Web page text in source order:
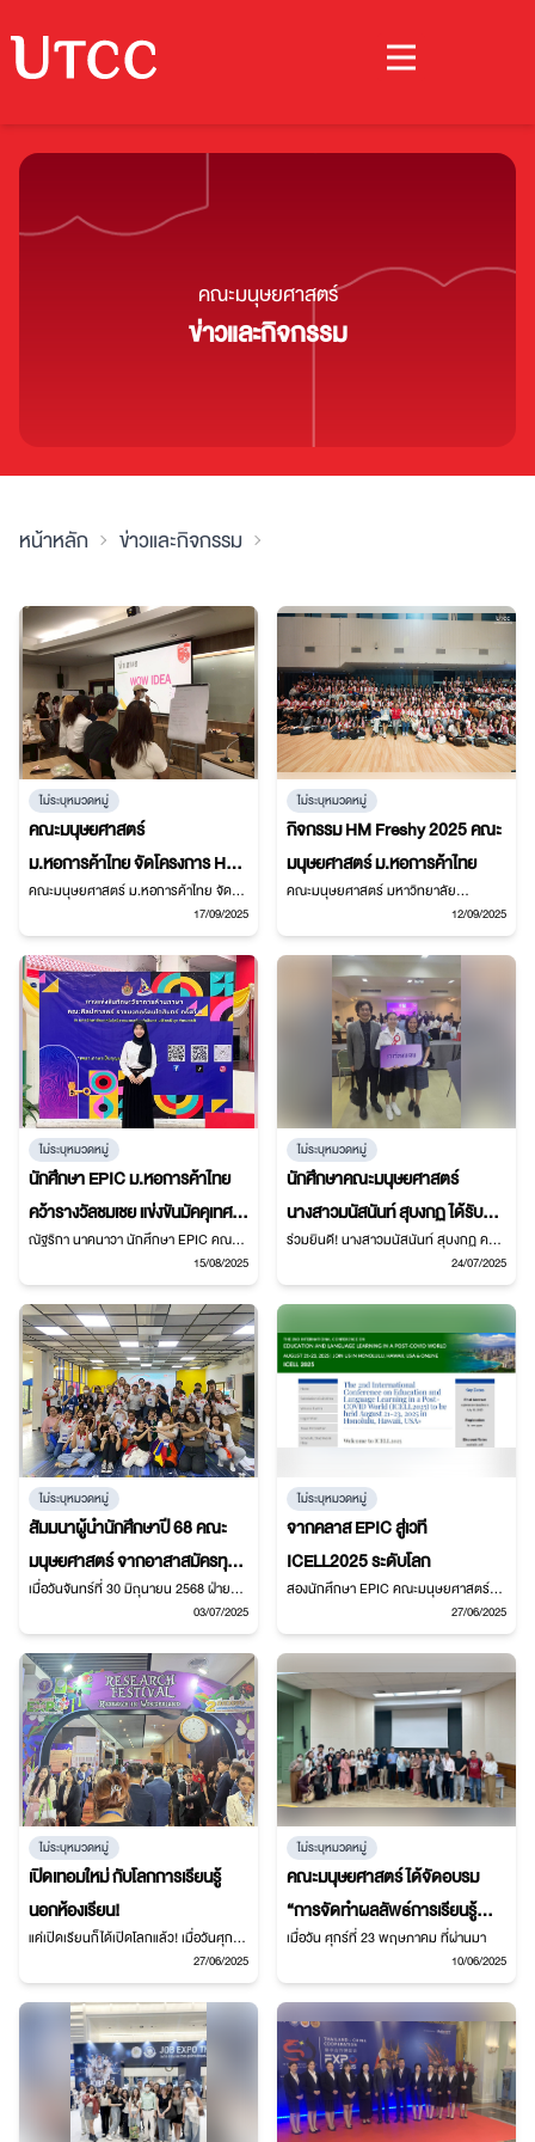
คณะมนุษยศาสตร์
ข่าวและกิจกรรม
หน้าหลัก ข่าวและกิจกรรม
ไม่ระบุหมวดหมู่
คณะมนุษยศาสตร์
ม.หอการค้าไทย จัดโครงการ HM
Focus Groups เปิดพื้นที่ให้
นักศึกษาแสดงความคิดเห็น
คณะมนุษยศาสตร์ ม.หอการค้าไทย จัด
โครงการ HM Focus Groups เมื่อวันที่ 16
กันยายน 2568 เปิดโอกาสให้นักศึกษาได้
ร่วมแสดงความคิดเห็น แลกเปลี่ยนมุมมอง
และพัฒนาทักษะเชิงวิชาการร่วมกัน
17/09/2025
ไม่ระบุหมวดหมู่
กิจกรรม HM Freshy 2025 คณะ
มนุษยศาสตร์ ม.หอการค้าไทย
คณะมนุษยศาสตร์ มหาวิทยาลัย
หอการค้าไทย จัดกิจกรรม HM Freshy
2025 เมื่อวันที่ 9 กันยายน 2568 ณ หอ
ประชุมกลาง ต้อนรับนักศึกษาใหม่ด้วย
กิจกรรมสร้างสรรค์และอบอุ่น
12/09/2025
ไม่ระบุหมวดหมู่
นักศึกษา EPIC ม.หอการค้าไทย
คว้ารางวัลชมเชย แข่งขันมัคคุเทศก์
ภาษาอังกฤษ
ณัฐริกา นาคนาวา นักศึกษา EPIC คณะ
มนุษยศาสตร์ มหาวิทยาลัยหอการค้าไทย
คว้ารางวัลชมเชยจากการแข่งขัน
มัคคุเทศก์ภาษาอังกฤษ English Tour
Guiding Competition
15/08/2025
ไม่ระบุหมวดหมู่
นักศึกษาคณะมนุษยศาสตร์
นางสาวมนัสนันท์ สุบงกฏ ได้รับ
รางวัลชมเชย (ระดับอุดมศึกษา) ใน
การประกวดอ่านออกเสียงภาษา
ไทย
ร่วมยินดี! นางสาวมนัสนันท์ สุบงกฏ คว้า
รางวัลชมเชยระดับอุดมศึกษา ในการ
ประกวดอ่านออกเสียงภาษาไทย “รางวัล
หม่อมหลวงบุญเหลือ เทพยสุวรรณ”
เนื่องในวันภาษาไทยแห่งชาติ
24/07/2025
ไม่ระบุหมวดหมู่
สัมมนาผู้นำนักศึกษาปี 68 คณะ
มนุษยศาสตร์ จากอาสาสมัครทุก
สาขาวิชา
เมื่อวันจันทร์ที่ 30 มิถุนายน 2568 ฝ่าย
กิจการนักศึกษา จัดสัมมนาผู้นำนักศึกษา
ปี 68 คณะมนุษยศาสตร์
03/07/2025
ไม่ระบุหมวดหมู่
จากคลาส EPIC สู่เวที
ICELL2025 ระดับโลก
สองนักศึกษา EPIC คณะมนุษยศาสตร์
ร่วมวิจัยกับอาจารย์ ดร.จักรพันธ์ เรียม
ลิว ในหัวข้อการใช้ YouTube Read-
Alouds เป็นเครื่องมือสร้างทักษะดิจิทัล
พร้อมนำเสนอผลงานในเวทีประชุม
วิชาการนานาชาติ ICELL2025
27/06/2025
ไม่ระบุหมวดหมู่
เปิดเทอมใหม่ กับโลกการเรียนรู้
นอกห้องเรียน!
แค่เปิดเรียนก็ได้เปิดโลกแล้ว! เมื่อวันศุกร์ที่
20 มิถุนายน 2568 นักศึกษาใหม่ ชั้นปีที่ 1
คณะมนุษยศาสตร์ ที่เข้าเรียนในเดือน
มิถุนายน ในรายวิชา GE905 การเรียนรู้
นอกห้องเรียน (Out-of-School
Literacies)
27/06/2025
ไม่ระบุหมวดหมู่
คณะมนุษยศาสตร์ ได้จัดอบรม
“การจัดทำผลลัพธ์การเรียนรู้
ระดับรายวิชา (CLOs
Formulation)”
เมื่อวัน ศุกร์ที่ 23 พฤษภาคม ที่ผ่านมา
10/06/2025